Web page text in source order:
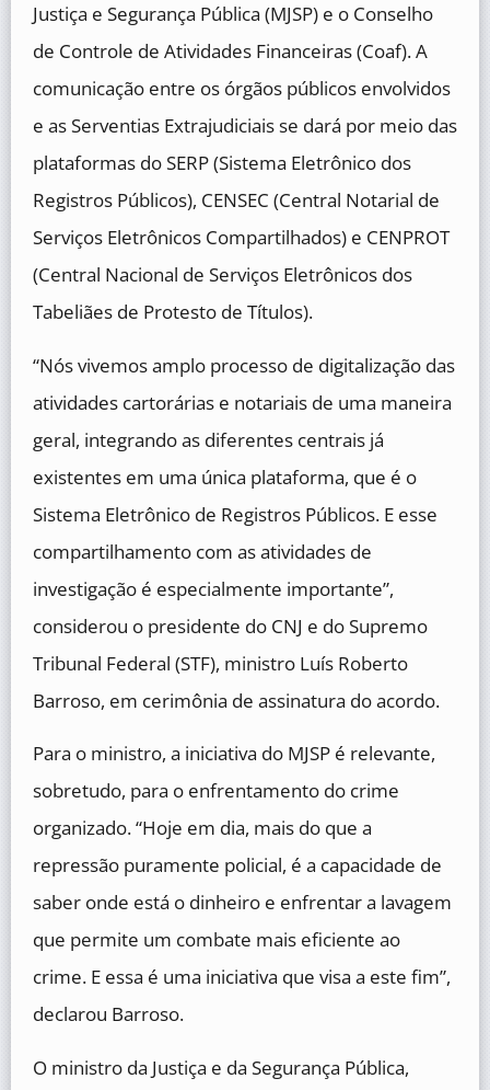
Justiça e Segurança Pública (MJSP) e o Conselho
de Controle de Atividades Financeiras (Coaf). A
comunicação entre os órgãos públicos envolvidos
e as Serventias Extrajudiciais se dará por meio das
plataformas do SERP (Sistema Eletrônico dos
Registros Públicos), CENSEC (Central Notarial de
Serviços Eletrônicos Compartilhados) e CENPROT
(Central Nacional de Serviços Eletrônicos dos
Tabeliães de Protesto de Títulos).
“Nós vivemos amplo processo de digitalização das
atividades cartorárias e notariais de uma maneira
geral, integrando as diferentes centrais já
existentes em uma única plataforma, que é o
Sistema Eletrônico de Registros Públicos. E esse
compartilhamento com as atividades de
investigação é especialmente importante”,
considerou o presidente do CNJ e do Supremo
Tribunal Federal (STF), ministro Luís Roberto
Barroso, em cerimônia de assinatura do acordo.
Para o ministro, a iniciativa do MJSP é relevante,
sobretudo, para o enfrentamento do crime
organizado. “Hoje em dia, mais do que a
repressão puramente policial, é a capacidade de
saber onde está o dinheiro e enfrentar a lavagem
que permite um combate mais eficiente ao
crime. E essa é uma iniciativa que visa a este fim”,
declarou Barroso.
O ministro da Justiça e da Segurança Pública,